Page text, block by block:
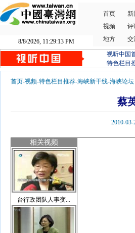
8/8/2026, 11:29:13 PM
首页 新
视频
评
地方
交
视听中国
特色栏目
首页-视频-特色栏目推荐-海峡新干线-海峡论坛
蔡
2010-
相关视频
台行政团队人事变...